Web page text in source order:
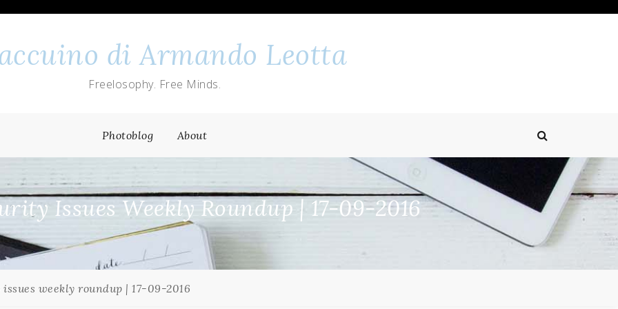
di Armando Leotta
Freelosophy. Free Minds.
Photoblog About
Issues Weekly Roundup | 17-09-2016
weekly roundup | 17-09-2016